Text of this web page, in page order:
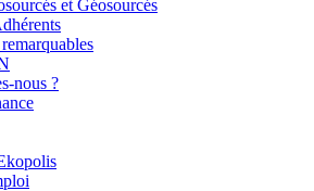
et Géosourcés
nous ?